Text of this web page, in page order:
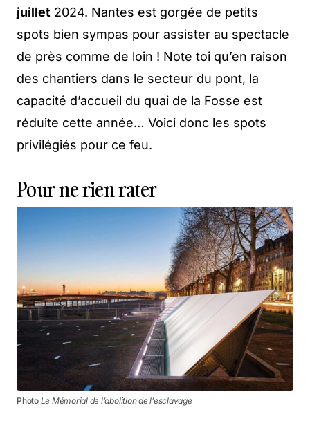
juillet 2024. Nantes est gorgée de petits
spots bien sympas pour assister au spectacle
de près comme de loin ! Note toi qu’en raison
des chantiers dans le secteur du pont, la
capacité d’accueil du quai de la Fosse est
réduite cette année… Voici donc les spots
privilégiés pour ce feu.
Pour ne rien rater
Photo Le Mémorial de l’abolition de l’esclavage